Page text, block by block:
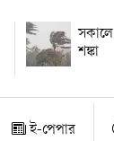
সকালে
শঙ্কা
ই-পেপার